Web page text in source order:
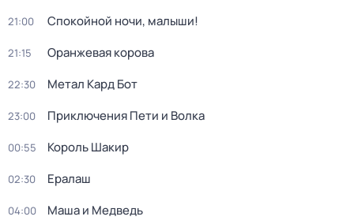
21:00 Спокойной ночи, малыши!
21:15 Оранжевая корова
22:30 Метал Кард Бот
23:00 Приключения Пети и Волка
00:55 Король Шакир
02:30 Ералаш
04:00 Маша и Медведь